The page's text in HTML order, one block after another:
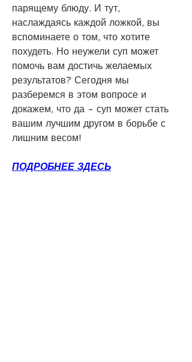
парящему блюду. И тут,
наслаждаясь каждой ложкой, вы
вспоминаете о том, что хотите
похудеть. Но неужели суп может
помочь вам достичь желаемых
результатов? Сегодня мы
разберемся в этом вопросе и
докажем, что да - суп может стать
вашим лучшим другом в борьбе с
лишним весом!
ПОДРОБНЕЕ ЗДЕСЬ